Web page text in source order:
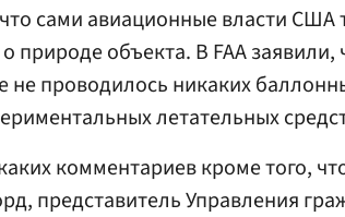
сами авиационные власти
природе объекта. В FAA заявили,
не проводилось никаких
летательных
комментариев кроме того,
представитель Управления